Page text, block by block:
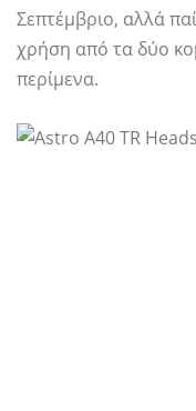
Σεπτέμβριο, αλλά
χρήση από τα δύο
περίμενα.